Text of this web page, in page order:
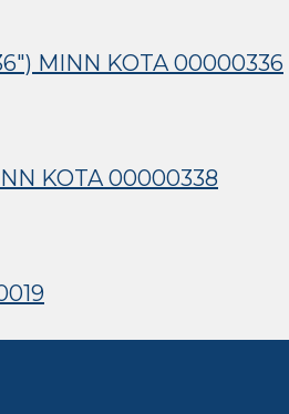
MINN KOTA 00000336
KOTA 00000338